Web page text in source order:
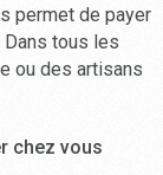
permet de payer
Dans tous les
ou des artisans
chez vous